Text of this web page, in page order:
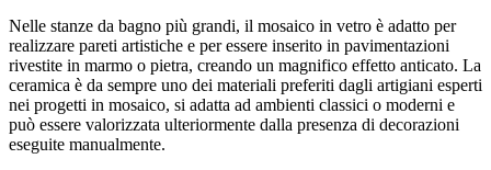
Nelle stanze da bagno più grandi, il mosaico in vetro è adatto per
realizzare pareti artistiche e per essere inserito in pavimentazioni
rivestite in marmo o pietra, creando un magnifico effetto anticato. La
ceramica è da sempre uno dei materiali preferiti dagli artigiani esperti
nei progetti in mosaico, si adatta ad ambienti classici o moderni e
può essere valorizzata ulteriormente dalla presenza di decorazioni
eseguite manualmente.